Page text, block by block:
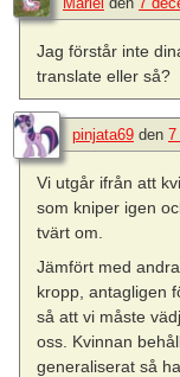
Jag förstår inte
translate eller så?
pinjata69 den 7
Vi utgår ifrån att
som kniper igen
tvärt om.
Jämfört med
kropp, antagligen
så att vi måste
oss. Kvinnan
generaliserat så